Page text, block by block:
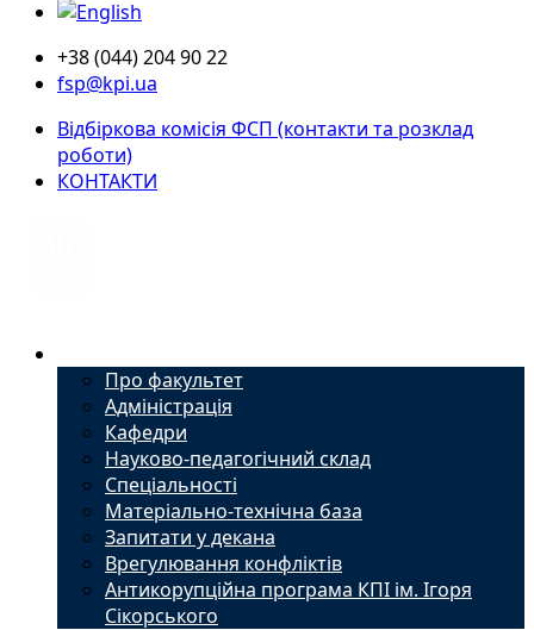
+38 (044) 204 90 22
fsp@kpi.ua
Відбіркова комісія ФСП (контакти та розклад
роботи)
КОНТАКТИ
Про факультет
Адміністрація
Кафедри
Науково-педагогічний склад
Спеціальності
Матеріально-технічна база
Запитати у декана
Врегулювання конфліктів
Антикорупційна програма КПІ ім. Ігоря
Сікорського